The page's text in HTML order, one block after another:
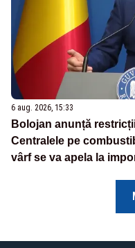
6 aug. 2026, 15:33
Bolojan anunță
Centralele pe
vârf se va apela la